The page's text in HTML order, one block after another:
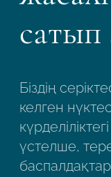
сатып
Біздің
келген
үстелше,